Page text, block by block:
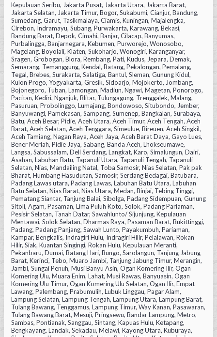
Kepulauan Seribu, Jakarta Pusat, Jakarta Utara, Jakarta Barat,
Jakarta Selatan, Jakarta Timur, Bogor, Sukabumi, Cianjur, Bandung,
Sumedang, Garut, Tasikmalaya, Ciamis, Kuningan, Majalengka,
Cirebon, Indramayu, Subang, Purwakarta, Karawang, Bekasi,
Bandung Barat, Depok, Cimahi, Banjar, Cilacap, Banyumas,
Purbalingga, Banjarnegara, Kebumen, Purworejo, Wonosobo,
Magelang, Boyolali, Klaten, Sukoharjo, Wonogiri, Karanganyar,
Sragen, Grobogan, Blora, Rembang, Pati, Kudus, Jepara, Demak,
Semarang, Temanggung, Kendal, Batang, Pekalongan, Pemalang,
Tegal, Brebes, Surakarta, Salatiga, Bantul, Sleman, Gunung Kidul,
Kulon Progo, Yogyakarta, Gresik, Sidoarjo, Mojokerto, Jombang,
Bojonegoro, Tuban, Lamongan, Madiun, Ngawi, Magetan, Ponorogo,
Pacitan, Kediri, Nganjuk, Blitar, Tulungagung, Trenggalek, Malang,
Pasuruan, Probolinggo, Lumajang, Bondowoso, Situbondo, Jember,
Banyuwangi, Pamekasan, Sampang, Sumenep, Bangkalan, Surabaya,
Batu, Aceh Besar, Pidie, Aceh Utara, Aceh Timur, Aceh Tengah, Aceh
Barat, Aceh Selatan, Aceh Tenggara, Simeulue, Bireuen, Aceh Singkil,
Aceh Tamiang, Nagan Raya, Aceh Jaya, Aceh Barat Daya, Gayo Lues,
Bener Meriah, Pidie Jaya, Sabang, Banda Aceh, Lhokseumawe,
Langsa, Sabussalam, Deli Serdang, Langkat, Karo, Simalungun, Dairi,
Asahan, Labuhan Batu, Tapanuli Utara, Tapanuli Tengah, Tapanuli
Selatan, Nias, Mandailing Natal, Toba Samosir, Nias Selatan, Pak pak
Bharat, Humbang Hasudutan, Samosir, Serdang Bedagai, Batubara,
Padang Lawas utara, Padang Lawas, Labuhan Batu Utara, Labuhan
Batu Selatan, Nias Barat, Nias Utara, Medan, Binjai, Tebing Tinggi,
Pematang Siantar, Tanjung Balai, Sibolga, Padang Sidempuan, Gunung
Sitoli, Agam, Pasaman, Lima Puluh Koto, Solok, Padang Pariaman,
Pesisir Selatan, Tanah Datar, Sawahlunto/ Sijunjung, Kepulauan
Mentawai, Solok Selatan, Dharmas Raya, Pasaman Barat, Bukittinggi,
Padang, Padang Panjang, Sawah Lunto, Payakumbuh, Pariaman,
Kampar, Bengkalis, Indragiri Hulu, Indragiri Hilir, Pelalawan, Rokan
Hilir, Siak, Kuantan Singingi, Rokan Hulu, Kepulauan Meranti,
Pekanbaru, Dumai, Batang Hari, Bungo, Sarolangun, Tanjung Jabung
Barat, Kerinci, Tebo, Muaro Jambi, Tanjung Jabung Timur, Merangin,
Jambi, Sungai Penuh, Musi Banyu Asin, Ogan Komering Ilir, Ogan
Komering Ulu, Muara Enim, Lahat, Musi Rawas, Banyuasin, Ogan
Komering Ulu Timur, Ogan Komering Ulu Selatan, Ogan Ilir, Empat
Lawang, Palembang, Prabumulih, Lubuk Linggau, Pagar Alam,
Lampung Selatan, Lampung Tengah, Lampung Utara, Lampung Barat,
Tulang Bawang, Tenggamus, Lampung Timur, Way Kanan, Pasawaran,
Tulang Bawang Barat, Mesuji, Pringsewu, Bandar Lampung, Metro,
Sambas, Pontianak, Sanggau, Sintang, Kapuas Hulu, Ketapang,
Bengkayang, Landak, Sekadau, Melawi, Kayong Utara, Kuburaya,